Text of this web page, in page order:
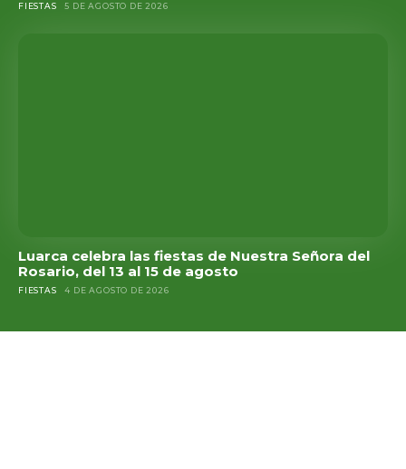
FIESTAS 5 DE AGOSTO DE 2026
Luarca celebra las fiestas de Nuestra Señora del
Rosario, del 13 al 15 de agosto
FIESTAS 4 DE AGOSTO DE 2026